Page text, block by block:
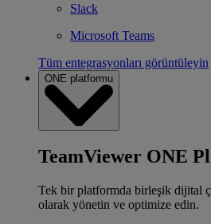
Slack
Microsoft Teams
Tüm entegrasyonları görüntüleyin
ONE platformu
TeamViewer ONE
Tek bir platformda birleşik dijital
olarak yönetin ve optimize edin.